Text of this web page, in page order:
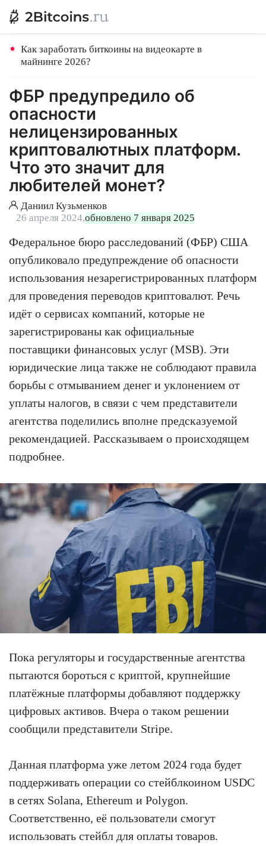
Как заработать биткоины на видеокарте в
майнинге 2026?
ФБР предупредило об
опасности
нелицензированных
криптовалютных платформ.
Что это значит для
любителей монет?
Даниил Кузьменков
26 апреля 2024,обновлено 7 января 2025
Федеральное бюро расследований (ФБР) США
опубликовало предупреждение об опасности
использования незарегистрированных платформ
для проведения переводов криптовалют. Речь
идёт о сервисах компаний, которые не
зарегистрированы как официальные
поставщики финансовых услуг (MSB). Эти
юридические лица также не соблюдают правила
борьбы с отмыванием денег и уклонением от
уплаты налогов, в связи с чем представители
агентства поделились вполне предсказуемой
рекомендацией. Рассказываем о происходящем
подробнее.
Пока регуляторы и государственные агентства
пытаются бороться с криптой, крупнейшие
платёжные платформы добавляют поддержку
цифровых активов. Вчера о таком решении
сообщили представители Stripe.
Данная платформа уже летом 2024 года будет
поддерживать операции со стейблкоином USDC
в сетях Solana, Ethereum и Polygon.
Соответственно, её пользователи смогут
использовать стейбл для оплаты товаров.